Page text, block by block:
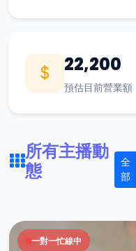
22,200
預估目前營業額
所有主播動
態
全
部
一對一忙線中